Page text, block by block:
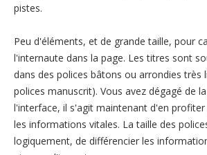
pistes.
Peu d'éléments, et de grande taille, pour
l'internaute dans la page. Les titres sont
dans des polices bâtons ou arrondies très
polices manuscrit). Vous avez dégagé de
l'interface, il s'agit maintenant d'en
les informations vitales. La taille des
logiquement, de différencier les